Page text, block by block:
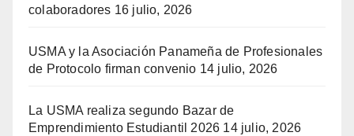
colaboradores 16 julio, 2026
USMA y la Asociación Panameña de Profesionales
de Protocolo firman convenio 14 julio, 2026
La USMA realiza segundo Bazar de
Emprendimiento Estudiantil 2026 14 julio, 2026